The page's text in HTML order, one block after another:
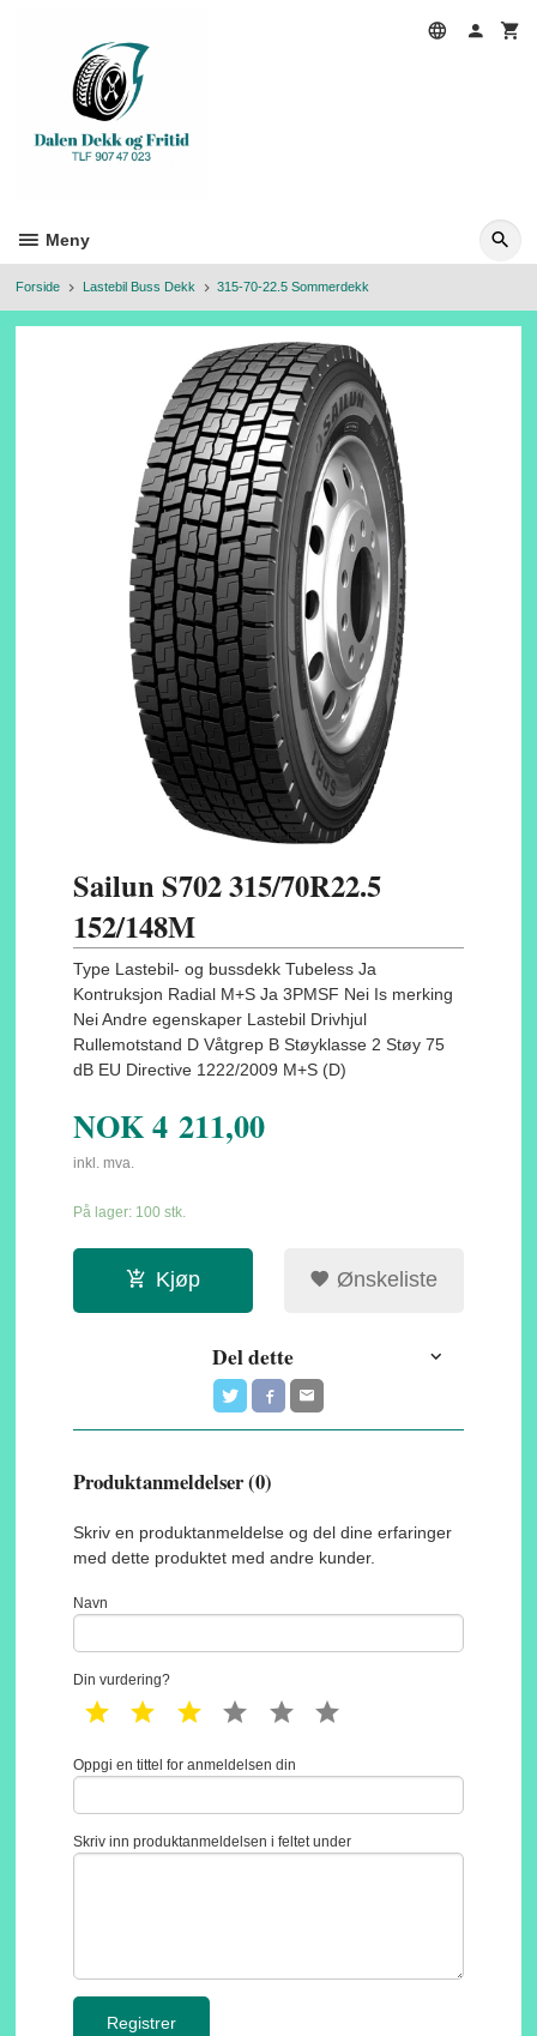
Meny
Forside Lastebil Buss Dekk 315-70-22.5 Sommerdekk
Sailun S702 315/70R22.5
152/148M
Type Lastebil- og bussdekk Tubeless Ja
Kontruksjon Radial M+S Ja 3PMSF Nei Is merking
Nei Andre egenskaper Lastebil Drivhjul
Rullemotstand D Våtgrep B Støyklasse 2 Støy 75
dB EU Directive 1222/2009 M+S (D)
NOK4 211,00
inkl. mva.
På lager: 100 stk.
Kjøp Ønskeliste
Del dette
Produktanmeldelser (0)
Skriv en produktanmeldelse og del dine erfaringer
med dette produktet med andre kunder.
Navn
Din vurdering?
1 star 2 star 3 star 4 star 5 star
Oppgi en tittel for anmeldelsen din
Skriv inn produktanmeldelsen i feltet under